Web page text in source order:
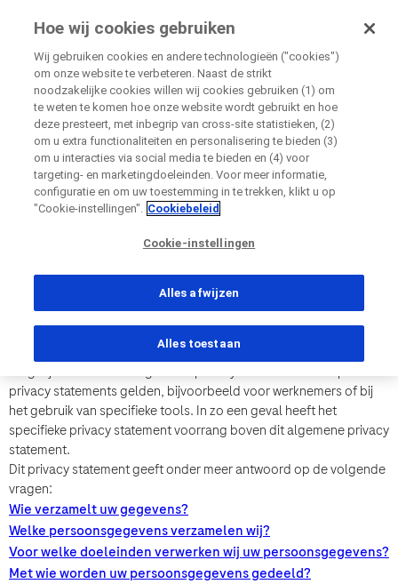
Onderzoekvoormij.nl
door Roche
Roche Nederland B.V.
Algemeen privacy statement
Laatst bijgewerkt op: 10 april 2018.
Roche respecteert uw privacy en neemt het belang van de
bescherming van uw persoonsgegevens uiterst serieus. In dit
algemene privacy statement leest u in algemene zin hoe Roche uw
persoonsgegevens verzamelt, gebruikt, deelt met anderen,
beveiligt, wat uw rechten zijn en hoe u deze kunt uitoefenen. Het is
mogelijk dat naast dit algemene privacy statement meer specifieke
privacy statements gelden, bijvoorbeeld voor werknemers of bij
het gebruik van specifieke tools. In zo een geval heeft het
specifieke privacy statement voorrang boven dit algemene privacy
statement.
Dit privacy statement geeft onder meer antwoord op de volgende
vragen:
Wie verzamelt uw gegevens?
Welke persoonsgegevens verzamelen wij?
Voor welke doeleinden verwerken wij uw persoonsgegevens?
Met wie worden uw persoonsgegevens gedeeld?
Sluiten
Rechtstreeks contact opnemen met Roche voor
vragen
Nederland, selected
Persoonlijke gegevens
Voornaam
Sluiten
Contact the hospital directly
Persoonlijke gegevens
Voornaam
Achternaam
E-mail
Sluiten
Persoonlijke gegevens
Achternaam
E-mail
Sluiten
Directly contact the sponsor for questions
Sluiten
lblFpPhoneNumber
E-mail
Hoe wij cookies gebruiken
Wij gebruiken cookies en andere technologieën ("cookies")
om onze website te verbeteren. Naast de strikt
noodzakelijke cookies willen wij cookies gebruiken (1) om
te weten te komen hoe onze website wordt gebruikt en hoe
deze presteert, met inbegrip van cross-site statistieken, (2)
om u extra functionaliteiten en personalisering te bieden (3)
om u interacties via social media te bieden en (4) voor
targeting- en marketingdoeleinden. Voor meer informatie,
configuratie en om uw toestemming in te trekken, klikt u op
"Cookie-instellingen". Cookiebeleid
Cookie-instellingen
Alles afwijzen
Alles toestaan